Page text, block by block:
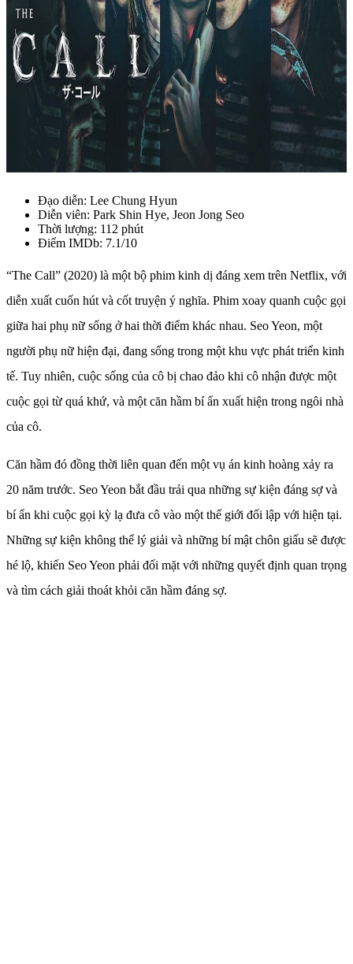
Đạo diễn: Lee Chung Hyun
Diễn viên: Park Shin Hye, Jeon Jong Seo
Thời lượng: 112 phút
Điểm IMDb: 7.1/10
“The Call” (2020) là một bộ phim kinh dị đáng xem trên Netflix, với
diễn xuất cuốn hút và cốt truyện ý nghĩa. Phim xoay quanh cuộc gọi
giữa hai phụ nữ sống ở hai thời điểm khác nhau. Seo Yeon, một
người phụ nữ hiện đại, đang sống trong một khu vực phát triển kinh
tế. Tuy nhiên, cuộc sống của cô bị chao đảo khi cô nhận được một
cuộc gọi từ quá khứ, và một căn hầm bí ẩn xuất hiện trong ngôi nhà
của cô.
Căn hầm đó đồng thời liên quan đến một vụ án kinh hoàng xảy ra
20 năm trước. Seo Yeon bắt đầu trải qua những sự kiện đáng sợ và
bí ẩn khi cuộc gọi kỳ lạ đưa cô vào một thế giới đối lập với hiện tại.
Những sự kiện không thể lý giải và những bí mật chôn giấu sẽ được
hé lộ, khiến Seo Yeon phải đối mặt với những quyết định quan trọng
và tìm cách giải thoát khỏi căn hầm đáng sợ.